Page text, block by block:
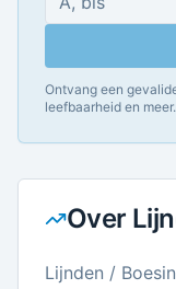
Ontvang een
leefbaarheid en meer.
Over
Lijnden /